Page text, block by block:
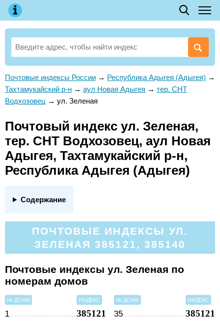
Почтовые индексы России → Республика Адыгея (Адыгея) →
Тахтамукайский р-н → аул Новая Адыгея → тер. СНТ
Водхозовец → ул. Зеленая
Почтовый индекс ул. Зеленая,
тер. СНТ Водхозовец, аул Новая
Адыгея, Тахтамукайский р-н,
Республика Адыгея (Адыгея)
Содержание
ПОЧТОВЫЕ ИНДЕКСЫ УЛ.
ЗЕЛЕНАЯ 385121, 385140
Почтовые индексы ул. Зеленая по
номерам домов
№ ДОМА ИНДЕКС
1 385121
№ ДОМА ИНДЕКС
35 385121